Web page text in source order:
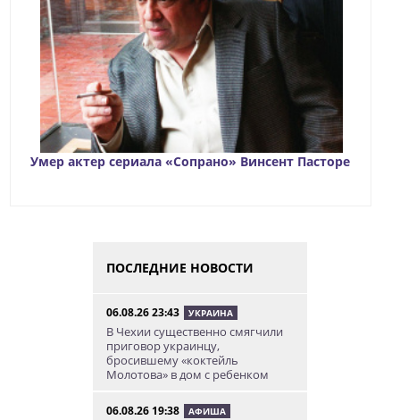
Умер актер сериала «Сопрано» Винсент Пасторе
ПОСЛЕДНИЕ НОВОСТИ
06.08.26 23:43 УКРАИНА
В Чехии существенно смягчили
приговор украинцу,
бросившему «коктейль
Молотова» в дом с ребенком
06.08.26 19:38 АФИША